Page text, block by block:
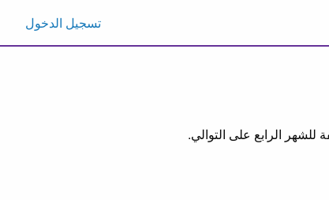
تسجيل الدخول
الرابع على التوالي.